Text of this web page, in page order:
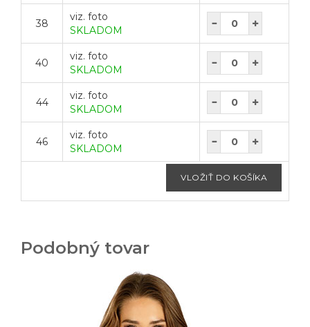
38
viz. foto
SKLADOM
40
viz. foto
SKLADOM
44
viz. foto
SKLADOM
46
viz. foto
SKLADOM
Podobný tovar